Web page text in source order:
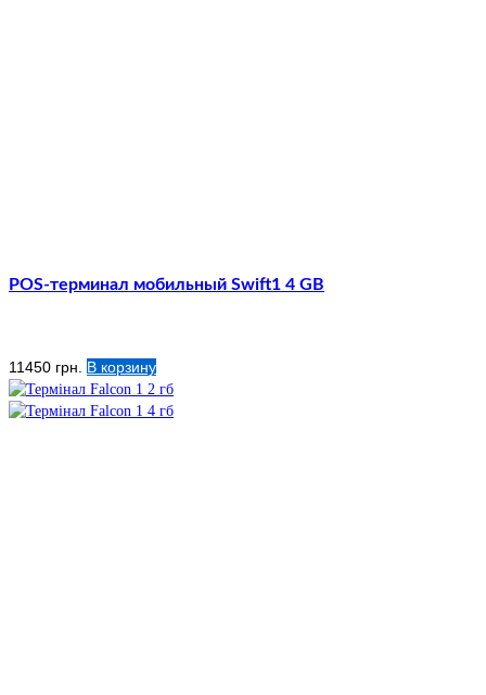
POS-терминал мобильный Swift1 4 GB
11450 грн. В корзину